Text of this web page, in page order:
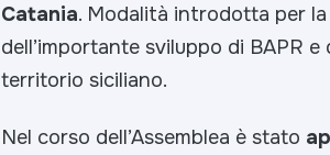
Catania. Modalità introdotta per
dell’importante sviluppo di BAPR
territorio siciliano.
Nel corso dell’Assemblea è stato